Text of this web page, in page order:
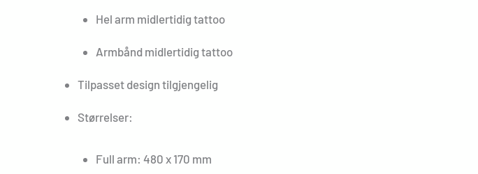
Hel arm midlertidig tattoo
Armbånd midlertidig tattoo
Tilpasset design tilgjengelig
Størrelser:
Full arm: 480 x 170 mm